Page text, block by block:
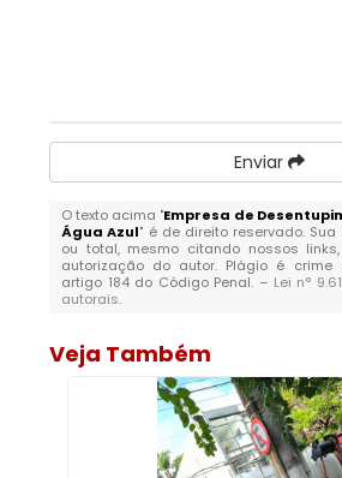
Enviar
O texto acima "Empresa de
Água Azul" é de direito reservado.
ou total, mesmo citando nossos
autorização do autor. Plágio é
artigo 184 do Código Penal. – Lei n°
autorais.
Veja Também